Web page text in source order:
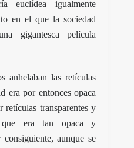
euclídea igualmente
en el que la sociedad
gigantesca película
anhelaban las retículas
era por entonces opaca
transparentes y
que era tan opaca y
aunque se